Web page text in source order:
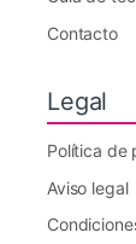
Contacto
Legal
Política de
Aviso legal